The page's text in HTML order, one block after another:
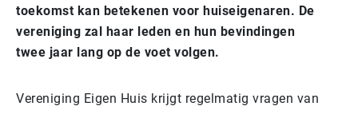
toekomst kan betekenen voor huiseigenaren. De
vereniging zal haar leden en hun bevindingen
twee jaar lang op de voet volgen.
Vereniging Eigen Huis krijgt regelmatig vragen van